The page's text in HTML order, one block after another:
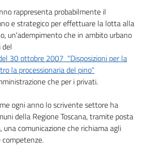
rappresenta probabilmente il
e strategico per effettuare la lotta alla
un'adempimento che in ambito urbano
del
30 ottobre 2007 "Disposizioni per la
la processionaria del pino"
che per i privati.
ogni anno lo scrivente settore ha
della Regione Toscana, tramite posta
comunicazione che richiama agli